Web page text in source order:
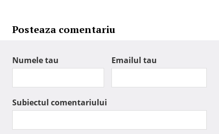
Posteaza comentariu
Numele tau Emailul tau
Subiectul comentariului